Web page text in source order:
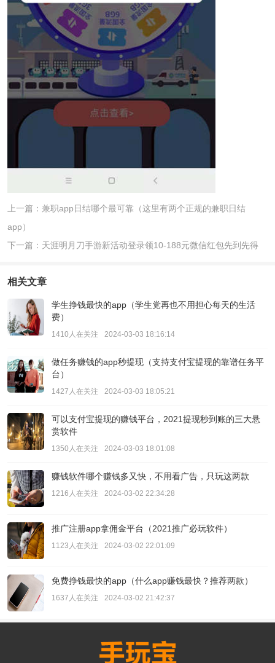
上一篇：兼职app日结哪个最可靠（这里有两个正规的兼职日结
app）
下一篇：天涯明月刀手游新活动登录领10-188元微信红包先到先得
相关文章
学生挣钱最快的app（学生党再也不用担心每天的生活
费）
1410人在关注 2024-03-03 18:16:14
做任务赚钱的app秒提现（支持支付宝提现的靠谱任务平
台）
1427人在关注 2024-03-03 18:05:21
可以支付宝提现的赚钱平台，2021提现秒到账的三大悬
赏软件
1350人在关注 2024-03-03 18:01:08
赚钱软件哪个赚钱多又快，不用看广告，只玩这两款
1216人在关注 2024-03-02 22:34:28
推广注册app拿佣金平台（2021推广必玩软件）
1123人在关注 2024-03-02 22:01:09
免费挣钱最快的app（什么app赚钱最快？推荐两款）
1637人在关注 2024-03-02 21:42:37